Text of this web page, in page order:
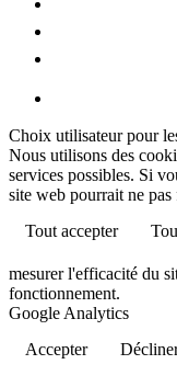
Choix utilisateur pour
Nous utilisons des
services possibles. Si
site web pourrait ne
Tout accepter
mesurer l'efficacité du
fonctionnement.
Google Analytics
Accepter